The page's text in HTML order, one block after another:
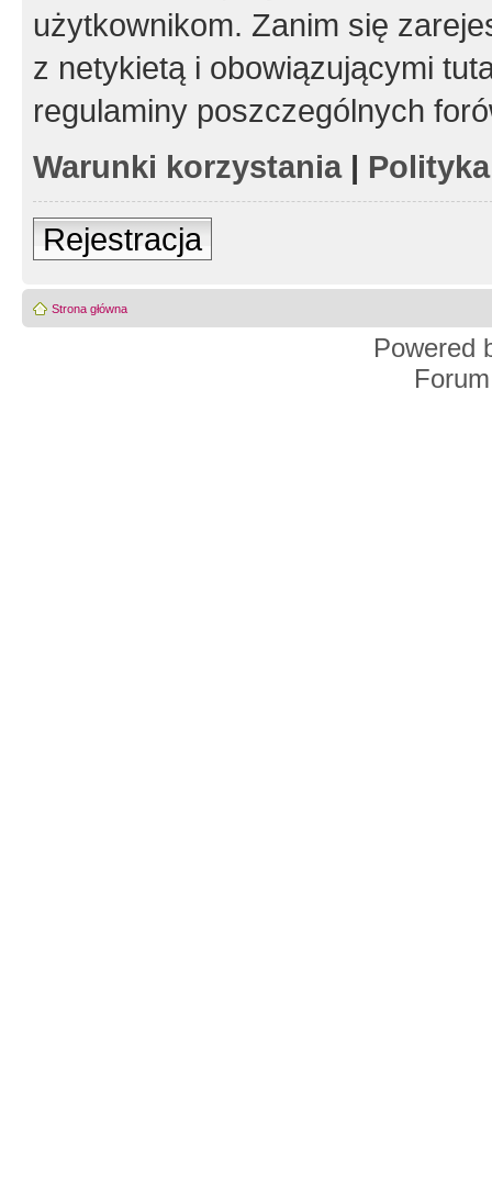
użytkownikom. Zanim się
z netykietą i obowiązującymi
regulaminy poszczególnych
Warunki korzystania|
Rejestracja
Strona główna
Powered